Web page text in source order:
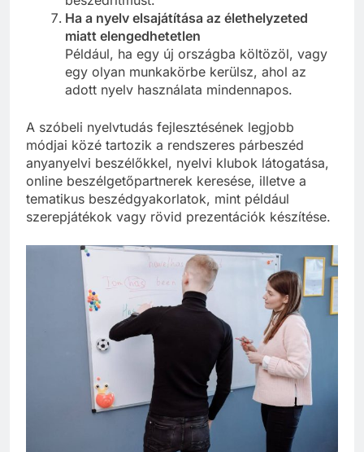
Ha a nyelv elsajátítása az élethelyzeted
miatt elengedhetetlen
Például, ha egy új országba költözöl, vagy
egy olyan munkakörbe kerülsz, ahol az
adott nyelv használata mindennapos.
A szóbeli nyelvtudás fejlesztésének legjobb
módjai közé tartozik a rendszeres párbeszéd
anyanyelvi beszélőkkel, nyelvi klubok látogatása,
online beszélgetőpartnerek keresése, illetve a
tematikus beszédgyakorlatok, mint például
szerepjátékok vagy rövid prezentációk készítése.